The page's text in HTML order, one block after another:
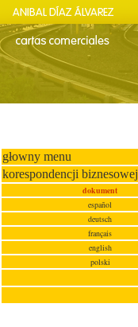
głowny menu
korespondencji biznesowej
dokument
español
deutsch
français
english
polski